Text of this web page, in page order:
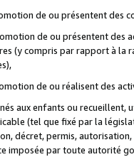
de ou présentent des
de ou présentent des
(y compris par rapport à la
de ou réalisent des
aux enfants ou recueillent,
(tel que fixé par la
décret, permis,
imposée par toute autorité